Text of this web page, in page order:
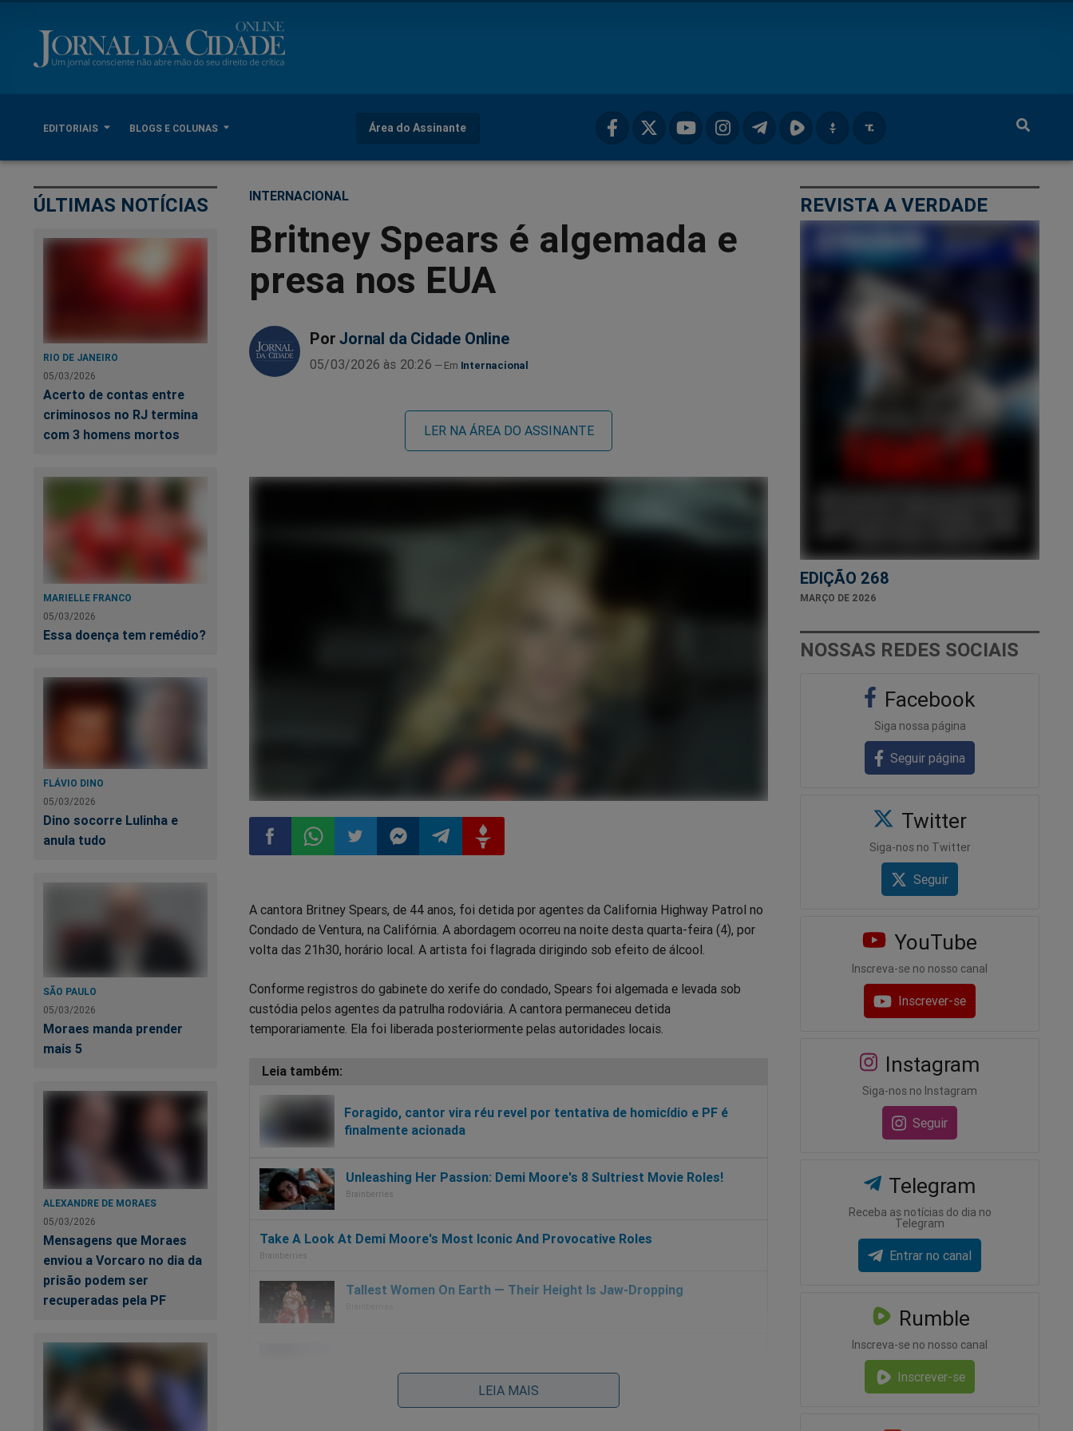
EDITORIAIS BLOGS E COLUNAS Área do Assinante
ÚLTIMAS NOTÍCIAS
RIO DE JANEIRO
05/03/2026
Acerto de contas entre
criminosos no RJ termina
com 3 homens mortos
MARIELLE FRANCO
05/03/2026
Essa doença tem remédio?
FLÁVIO DINO
05/03/2026
Dino socorre Lulinha e
anula tudo
SÃO PAULO
05/03/2026
Moraes manda prender
mais 5
ALEXANDRE DE MORAES
05/03/2026
Mensagens que Moraes
enviou a Vorcaro no dia da
prisão podem ser
recuperadas pela PF
INTERNACIONAL
Britney Spears é algemada e
presa nos EUA
Por Jornal da Cidade Online
05/03/2026 às 20:26 Internacional
LER NA ÁREA DO ASSINANTE
no
Facebook
no
Whatsapp
no
Twitter
no
Messenger
no
Telegram
no
Gettr
A cantora Britney Spears, de 44 anos, foi detida por agentes da California Highway Patrol no
Condado de Ventura, na Califórnia. A abordagem ocorreu na noite desta quarta-feira (4), por
volta das 21h30, horário local. A artista foi flagrada dirigindo sob efeito de álcool.
Conforme registros do gabinete do xerife do condado, Spears foi algemada e levada sob
custódia pelos agentes da patrulha rodoviária. A cantora permaneceu detida
temporariamente. Ela foi liberada posteriormente pelas autoridades locais.
Foragido, cantor vira réu revel por tentativa de homicídio e PF é
finalmente acionada
LEIA MAIS
REVISTA A VERDADE
EDIÇÃO 268
MARÇO DE 2026
NOSSAS REDES SOCIAIS
Facebook
Siga nossa página
Seguir página
Twitter
Siga-nos no Twitter
Seguir
YouTube
Inscreva-se no nosso canal
Inscrever-se
Instagram
Siga-nos no Instagram
Seguir
Telegram
Receba as notícias do dia no
Telegram
Entrar no canal
Rumble
Inscreva-se no nosso canal
Inscrever-se